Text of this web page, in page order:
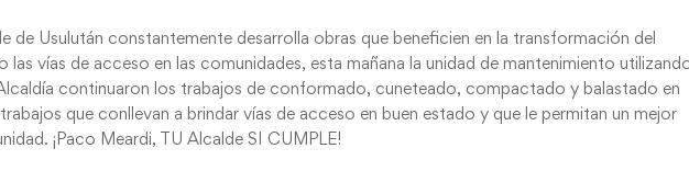
de Usulután constantemente desarrolla obras que beneficien en la transformación del
las vías de acceso en las comunidades, esta mañana la unidad de mantenimiento
continuaron los trabajos de conformado, cuneteado, compactado y balastado en
que conllevan a brindar vías de acceso en buen estado y que le permitan un mejor
¡Paco Meardi, TU Alcalde SI CUMPLE!